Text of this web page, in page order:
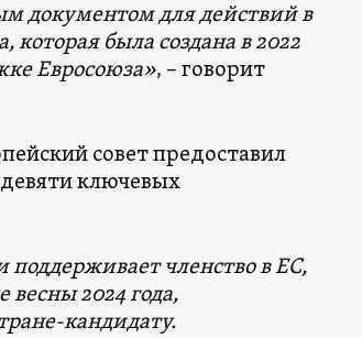
документом для действий в
была создана в 2022
Евросоюза», – говорит
совет предоставил
ключевых
членство в ЕС,
2024 года,
кандидату.